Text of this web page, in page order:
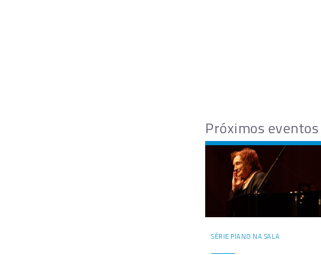
Próximos eventos
SÉRIE PIANO NA SALA